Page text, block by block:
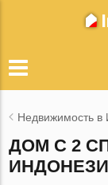
Недвижимость в
ДОМ С 2